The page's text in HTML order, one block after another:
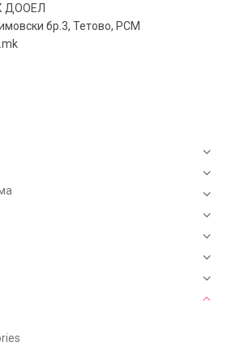
ДООЕЛ
бр.3, Тетово, РСМ